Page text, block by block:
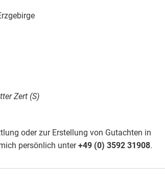
Zert (S)
oder zur Erstellung von Gutachten in
persönlich unter+49 (0) 3592 31908.